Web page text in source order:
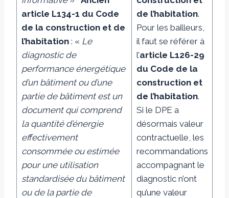
article L134-1 du Code
de la construction et de
l’habitation: « Le
diagnostic de
performance énergétique
d’un bâtiment ou d’une
partie de bâtiment est un
document qui comprend
la quantité d’énergie
effectivement
consommée ou estimée
pour une utilisation
standardisée du bâtiment
ou de la partie de
de l’habitation.
Pour les bailleurs,
il faut se référer à
l’article L126-29
du Code de la
construction et
de l’habitation.
Si le DPE a
désormais valeur
contractuelle, les
recommandations
accompagnant le
diagnostic n’ont
qu’une valeur